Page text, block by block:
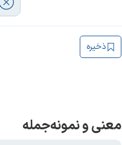
ذخیره
معنی و نمونه‌جمله